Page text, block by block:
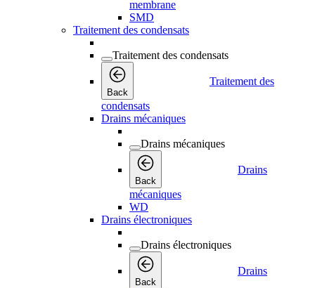
membrane
SMD
Traitement des condensats
Traitement des condensats
Back
Traitement des
condensats
Drains mécaniques
Drains mécaniques
Back
Drains
mécaniques
WD
Drains électroniques
Drains électroniques
Back
Drains